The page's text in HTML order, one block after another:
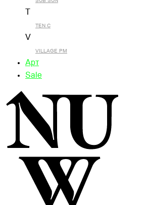
TEN C
V
VILLAGE PM
Арт
Sale